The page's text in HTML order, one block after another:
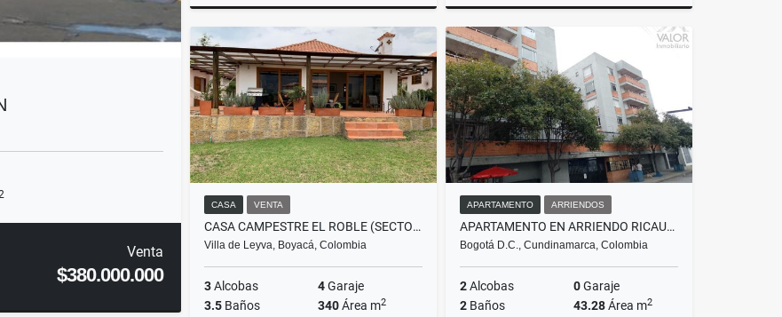
Venta
$380.000.000
Arriendos
$3.500.000
Arriendos
$1.394.000
CASA VENTA
CASA CAMPESTRE EL ROBLE (SECTOR DE LA MALOCA)
Villa de Leyva, Boyacá, Colombia
3Alcobas 4Garaje
3.5 Baños 340Área m2
APARTAMENTO ARRIENDOS
APARTAMENTO EN ARRIENDO RICAURTE
Bogotá D.C., Cundinamarca, Colombia
2Alcobas 0Garaje
2 Baños 43.28Área m2